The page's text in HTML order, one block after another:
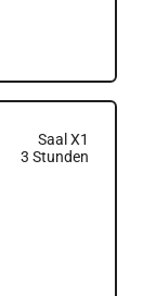
Saal X1
3 Stunden